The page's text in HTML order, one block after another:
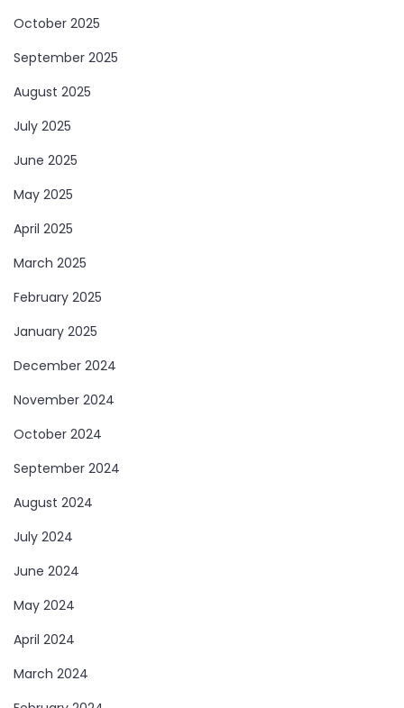
October 2025
September 2025
August 2025
July 2025
June 2025
May 2025
April 2025
March 2025
February 2025
January 2025
December 2024
November 2024
October 2024
September 2024
August 2024
July 2024
June 2024
May 2024
April 2024
March 2024